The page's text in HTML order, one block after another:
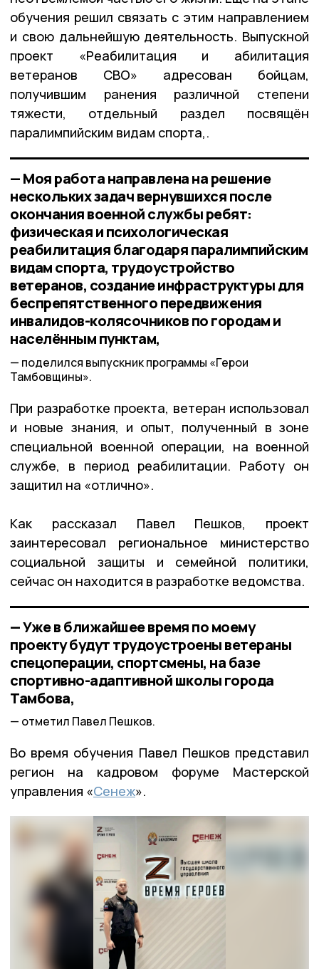
обучения решил связать с этим направлением
и свою дальнейшую деятельность. Выпускной
проект «Реабилитация и абилитация
ветеранов СВО» адресован бойцам,
получившим ранения различной степени
тяжести, отдельный раздел посвящён
паралимпийским видам спорта,.
— Моя работа направлена на решение
нескольких задач вернувшихся после
окончания военной службы ребят:
физическая и психологическая
реабилитация благодаря паралимпийским
видам спорта, трудоустройство
ветеранов, создание инфраструктуры для
беспрепятственного передвижения
инвалидов-колясочников по городам и
населённым пунктам,
поделился выпускник программы «Герои
Тамбовщины».
При разработке проекта, ветеран использовал
и новые знания, и опыт, полученный в зоне
специальной военной операции, на военной
службе, в период реабилитации. Работу он
защитил на «отлично».
Как рассказал Павел Пешков, проект
заинтересовал региональное министерство
социальной защиты и семейной политики,
сейчас он находится в разработке ведомства.
— Уже в ближайшее время по моему
проекту будут трудоустроены ветераны
спецоперации, спортсмены, на базе
спортивно-адаптивной школы города
Тамбова,
отметил Павел Пешков.
Во время обучения Павел Пешков представил
регион на кадровом форуме Мастерской
управления «Сенеж».